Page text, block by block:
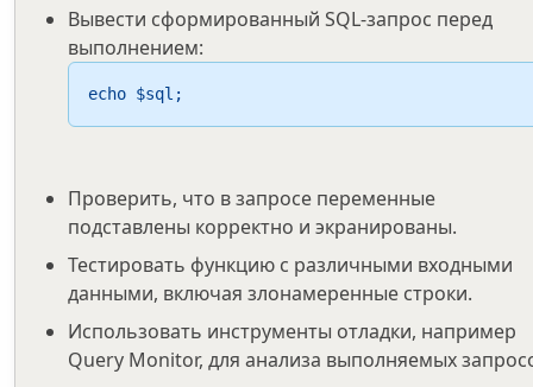
Вывести сформированный SQL-запрос перед
выполнением:
echo $sql;
Проверить, что в запросе переменные
подставлены корректно и экранированы.
Тестировать функцию с различными входными
данными, включая злонамеренные строки.
Использовать инструменты отладки, например
Query Monitor, для анализа выполняемых